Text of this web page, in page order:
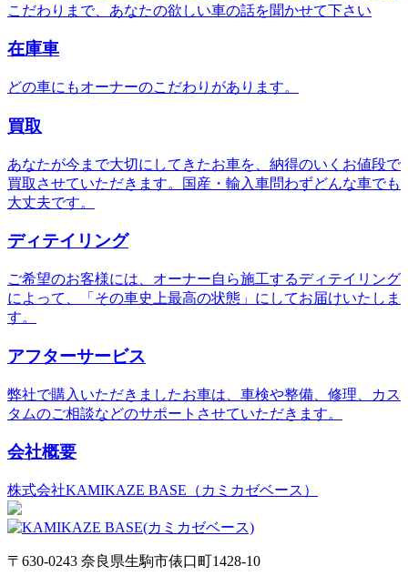
こだわりまで、あなたの欲しい車の話を聞かせて下さい
在庫車
どの車にもオーナーのこだわりがあります。
買取
あなたが今まで大切にしてきたお車を、納得のいくお値段で
買取させていただきます。国産・輸入車問わずどんな車でも
大丈夫です。
ディテイリング
ご希望のお客様には、オーナー自ら施工するディテイリング
によって、「その車史上最高の状態」にしてお届けいたしま
す。
アフターサービス
弊社で購入いただきましたお車は、車検や整備、修理、カス
タムのご相談などのサポートさせていただきます。
会社概要
株式会社KAMIKAZE BASE（カミカゼベース）
〒630-0243 奈良県生駒市俵口町1428-10